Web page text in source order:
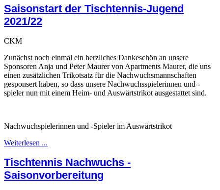
Saisonstart der Tischtennis-Jugend
2021/22
CKM
Zunächst noch einmal ein herzliches Dankeschön an unsere
Sponsoren Anja und Peter Maurer von Apartments Maurer, die uns
einen zusätzlichen Trikotsatz für die Nachwuchsmannschaften
gesponsert haben, so dass unsere Nachwuchsspielerinnen und -
spieler nun mit einem Heim- und Auswärtstrikot ausgestattet sind.
Nachwuchspielerinnen und -Spieler im Auswärtstrikot
Weiterlesen ...
Tischtennis Nachwuchs -
Saisonvorbereitung